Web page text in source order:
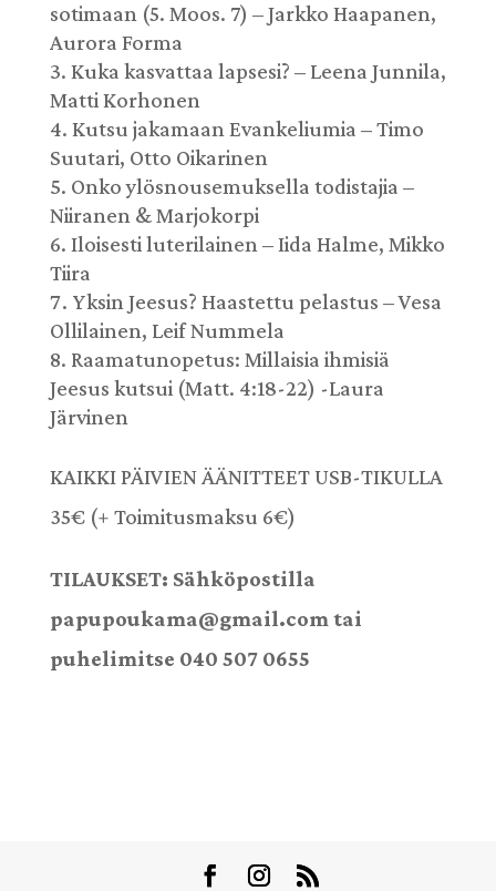
sotimaan (5. Moos. 7) – Jarkko Haapanen,
Aurora Forma
Kuka kasvattaa lapsesi? – Leena Junnila,
Matti Korhonen
Kutsu jakamaan Evankeliumia – Timo
Suutari, Otto Oikarinen
Onko ylösnousemuksella todistajia –
Niiranen & Marjokorpi
Iloisesti luterilainen – Iida Halme, Mikko
Tiira
Yksin Jeesus? Haastettu pelastus – Vesa
Ollilainen, Leif Nummela
Raamatunopetus: Millaisia ihmisiä
Jeesus kutsui (Matt. 4:18-22) -Laura
Järvinen
KAIKKI PÄIVIEN ÄÄNITTEET USB-TIKULLA
35€ (+ Toimitusmaksu 6€)
TILAUKSET: Sähköpostilla
papupoukama@gmail.com tai
puhelimitse 040 507 0655